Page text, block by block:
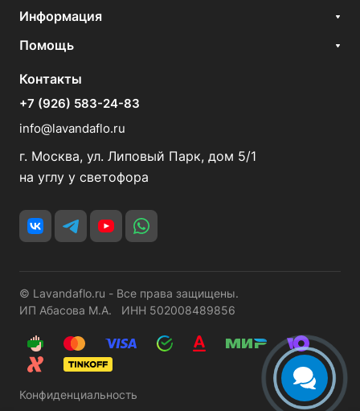
Информация
Помощь
Контакты
+7 (926) 583-24-83
info@lavandaflo.ru
г. Москва, ул. Липовый Парк, дом 5/1
на углу у светофора
© Lavandaflo.ru - Все права защищены.
ИП Абасова М.А. ИНН 502008489856
Конфиденциальность